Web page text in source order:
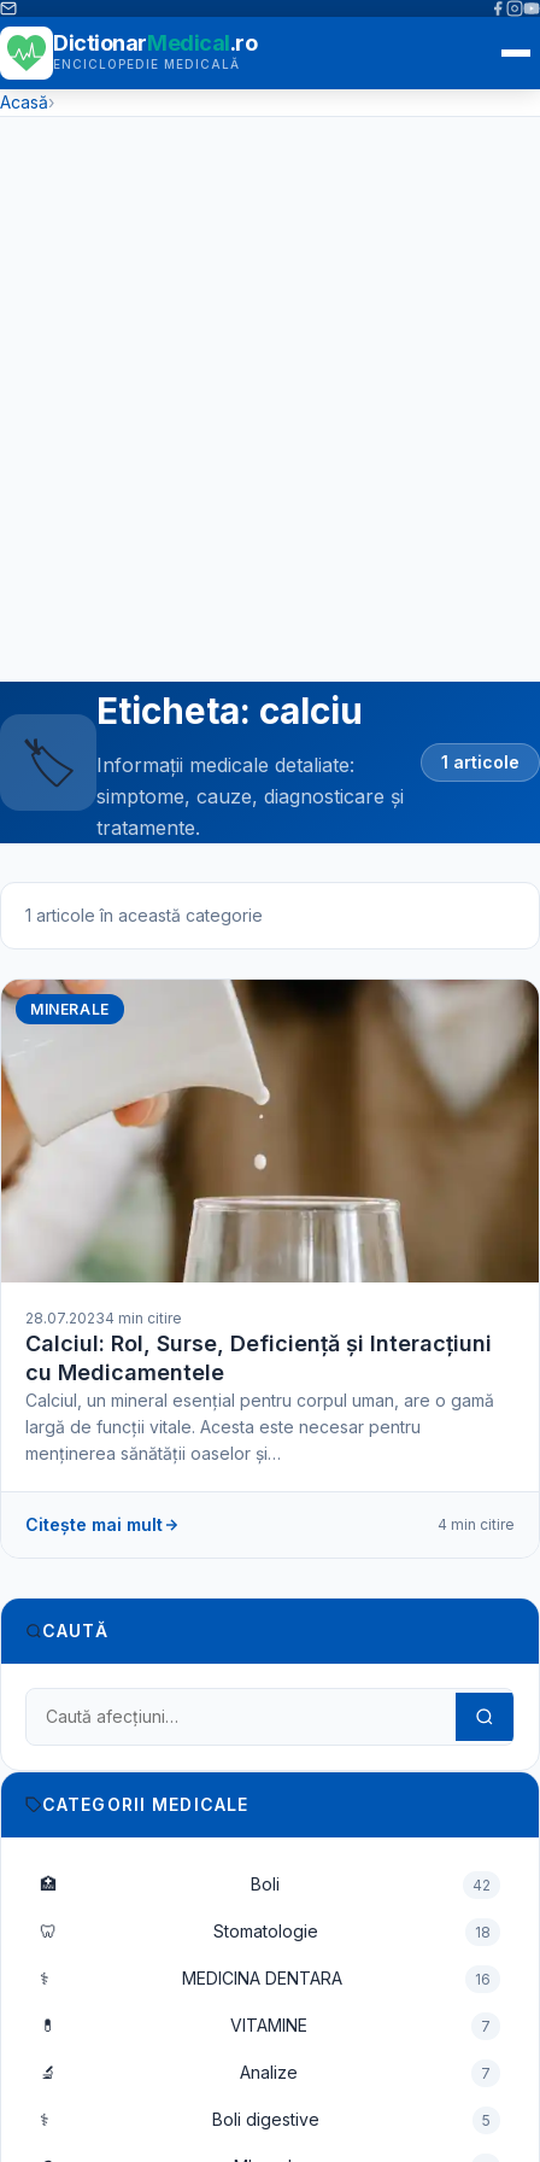
DictionarMedical.ro
ENCICLOPEDIE MEDICALĂ
Acasă›
🏷️
Eticheta: calciu
Informații medicale detaliate:
simptome, cauze, diagnosticare și
tratamente.
1 articole
1 articole în această categorie
MINERALE
28.07.20234 min citire
Calciul: Rol, Surse, Deficiență și Interacțiuni
cu Medicamentele
Calciul, un mineral esențial pentru corpul uman, are o gamă
largă de funcții vitale. Acesta este necesar pentru
menținerea sănătății oaselor și…
Citește mai mult 4 min citire
CAUTĂ
Caută în dicționarul medical
CATEGORII MEDICALE
🏥 Boli 42
🦷 Stomatologie 18
⚕️ MEDICINA DENTARA 16
💊 VITAMINE 7
🔬 Analize 7
⚕️ Boli digestive 5